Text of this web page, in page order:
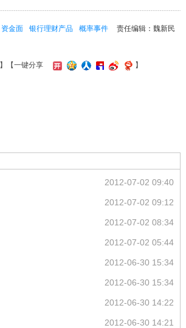
责任编辑：魏新民
资金面 银行理财产品
概率事件
】 【一键分享 】
2012-07-02 09:40
2012-07-02 09:12
2012-07-02 08:34
2012-07-02 05:44
2012-06-30 15:34
2012-06-30 15:34
2012-06-30 14:22
2012-06-30 14:21